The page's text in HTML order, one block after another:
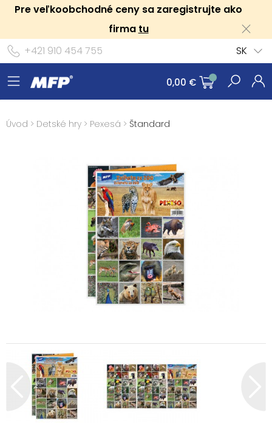
Pre veľkoobchodné ceny sa zaregistrujte ako
firma tu
+421 910 454 755
SK
0,00 €
Úvod > Detské hry > Pexesá > Štandard